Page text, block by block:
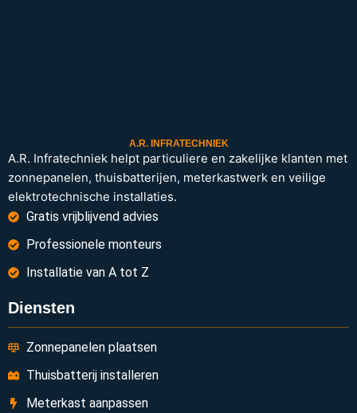
A.R. INFRATECHNIEK
A.R. Infratechniek helpt particuliere en zakelijke klanten met
zonnepanelen, thuisbatterijen, meterkastwerk en veilige
elektrotechnische installaties.
Gratis vrijblijvend advies
Professionele monteurs
Installatie van A tot Z
Diensten
Zonnepanelen plaatsen
Thuisbatterij installeren
Meterkast aanpassen